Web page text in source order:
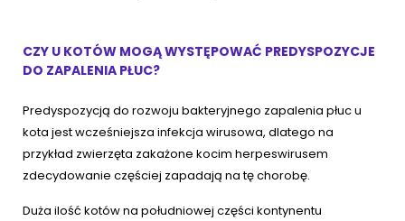
CZY U KOTÓW MOGĄ WYSTĘPOWAĆ PREDYSPOZYCJE
DO ZAPALENIA PŁUC?
Predyspozycją do rozwoju bakteryjnego zapalenia płuc u
kota jest wcześniejsza infekcja wirusowa, dlatego na
przykład zwierzęta zakażone kocim herpeswirusem
zdecydowanie częściej zapadają na tę chorobę.
Duża ilość kotów na południowej części kontynentu